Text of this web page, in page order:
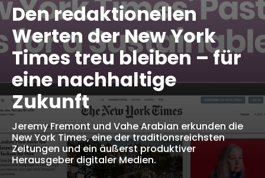
Den redaktionellen
Werten der New York
Times treu bleiben – für
eine nachhaltige
Zukunft
Jeremy Fremont und Vahe Arabian erkunden die
New York Times, eine der traditionsreichsten
Zeitungen und ein äußerst produktiver
Herausgeber digitaler Medien.